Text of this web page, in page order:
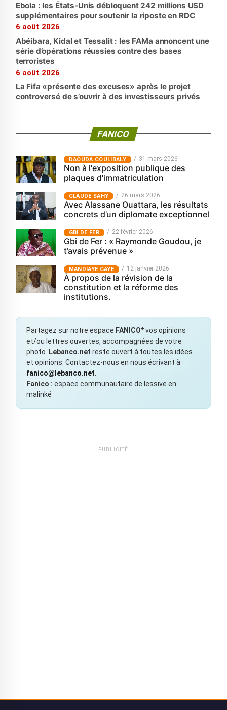
Ebola : les États-Unis débloquent 242 millions USD
supplémentaires pour soutenir la riposte en RDC
6 août 2026
Abéibara, Kidal et Tessalit : les FAMa annoncent une
série d’opérations réussies contre des bases
terroristes
6 août 2026
La Fifa «présente des excuses» après le projet
controversé de s’ouvrir à des investisseurs privés
FANICO
‎DAOUDA COULIBALY 31 mars 2026
Non à l'exposition publique des
plaques d'immatriculation
CLAUDE SAHY 26 mars 2026
Avec Alassane Ouattara, les résultats
concrets d’un diplomate exceptionnel
GBI DE FER 22 février 2026
Gbi de Fer : « Raymonde Goudou, je
t’avais prévenue »
MANDIAYE GAYE 12 janvier 2026
À propos de la révision de la
constitution et la réforme des
institutions.
Partagez sur notre espace FANICO*vos opinions
et/ou lettres ouvertes, accompagnées de votre
photo. Lebanco.net reste ouvert à toutes les idées
et opinions. Contactez-nous en nous écrivant à
fanico@lebanco.net.
Fanico : espace communautaire de lessive en
malinké
PUBLICITÉ